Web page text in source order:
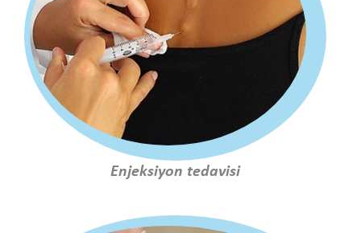
Enjeksiyon tedavisi